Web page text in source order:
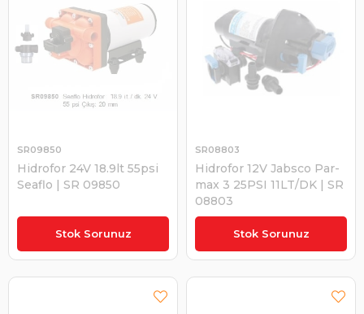
Stok Sorunuz
Hidrofor 24V 18.9lt 55psi
Seaflo | SR 09850
SR09850
₺4.319,04 Stok Sorunuz
Hidrofor 12V Jabsco Par-
max 3 25PSI 11LT/DK | SR
08803
SR08803
₺7.506,71